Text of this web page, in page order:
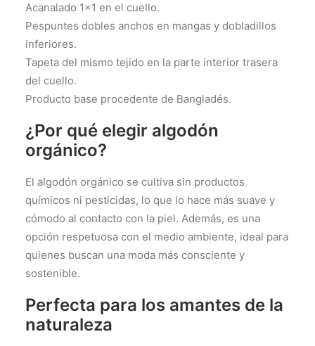
Acanalado 1×1 en el cuello.
Pespuntes dobles anchos en mangas y dobladillos
inferiores.
Tapeta del mismo tejido en la parte interior trasera
del cuello.
Producto base procedente de Bangladés.
¿Por qué elegir algodón
orgánico?
El algodón orgánico se cultiva sin productos
químicos ni pesticidas, lo que lo hace más suave y
cómodo al contacto con la piel. Además, es una
opción respetuosa con el medio ambiente, ideal para
quienes buscan una moda más consciente y
sostenible.
Perfecta para los amantes de la
naturaleza